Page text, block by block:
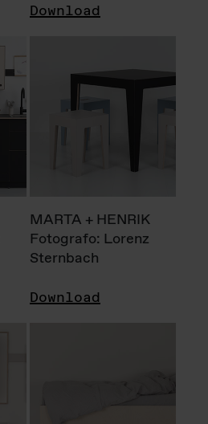
Download
MARTA + HENRIK
Fotografo: Lorenz
Sternbach
Download